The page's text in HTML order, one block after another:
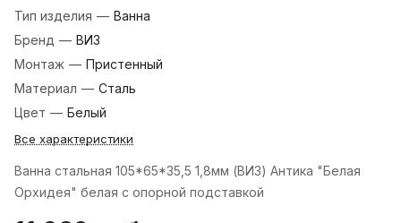
Тип изделия — Ванна
Бренд — ВИЗ
Монтаж — Пристенный
Материал — Сталь
Цвет — Белый
Все характеристики
Ванна стальная 105*65*35,5 1,8мм (ВИЗ) Антика "Белая
Орхидея" белая с опорной подставкой